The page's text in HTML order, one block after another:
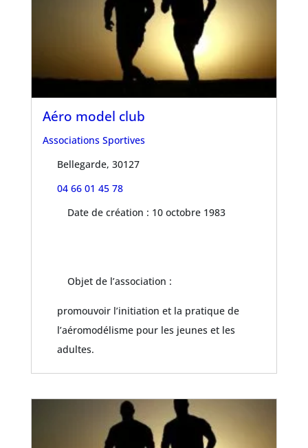
Aéro model club
Associations Sportives
Bellegarde, 30127
04 66 01 45 78
Date de création : 10 octobre 1983
Objet de l’association :
promouvoir l’initiation et la pratique de
l’aéromodélisme pour les jeunes et les
adultes.